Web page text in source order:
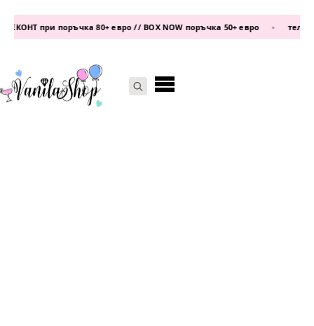
при поръчка 80+ евро // BOX NOW поръчка 50+ евро • телефон: